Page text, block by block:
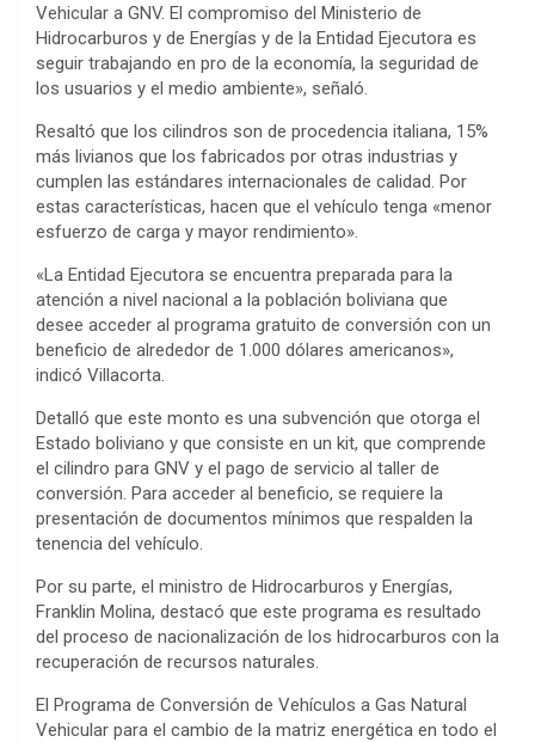
Vehicular a GNV. El compromiso del Ministerio de
Hidrocarburos y de Energías y de la Entidad Ejecutora es
seguir trabajando en pro de la economía, la seguridad de
los usuarios y el medio ambiente», señaló.
Resaltó que los cilindros son de procedencia italiana, 15%
más livianos que los fabricados por otras industrias y
cumplen las estándares internacionales de calidad. Por
estas características, hacen que el vehículo tenga «menor
esfuerzo de carga y mayor rendimiento».
«La Entidad Ejecutora se encuentra preparada para la
atención a nivel nacional a la población boliviana que
desee acceder al programa gratuito de conversión con un
beneficio de alrededor de 1.000 dólares americanos»,
indicó Villacorta.
Detalló que este monto es una subvención que otorga el
Estado boliviano y que consiste en un kit, que comprende
el cilindro para GNV y el pago de servicio al taller de
conversión. Para acceder al beneficio, se requiere la
presentación de documentos mínimos que respalden la
tenencia del vehículo.
Por su parte, el ministro de Hidrocarburos y Energías,
Franklin Molina, destacó que este programa es resultado
del proceso de nacionalización de los hidrocarburos con la
recuperación de recursos naturales.
El Programa de Conversión de Vehículos a Gas Natural
Vehicular para el cambio de la matriz energética en todo el